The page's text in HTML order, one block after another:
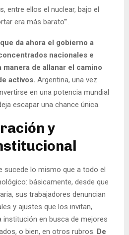
entre ellos el nuclear, bajo el
era más barato’”.
da ahora el gobierno a
nacionales e
de allanar el camino
activos. Argentina, una vez
en una potencia mundial
escapar una chance única.
y
sucede lo mismo que a todo el
básicamente, desde que
sus trabajadores denuncian
y ajustes que los invitan,
institución en busca de mejores
o bien, en otros rubros. De